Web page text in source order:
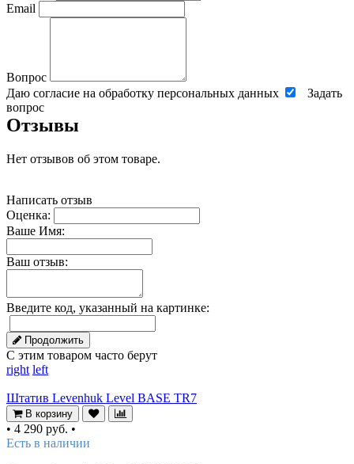
Email
Вопрос
Даю согласие на обработку персональных данных
Задать
вопрос
Отзывы
Нет отзывов об этом товаре.
Написать отзыв
Оценка:
Ваше Имя:
Ваш отзыв:
Введите код, указанный на картинке:
Продолжить
С этим товаром часто берут
right left
Штатив Levenhuk Level BASE TR7
В корзину
• 4 290 руб. •
Есть в наличии